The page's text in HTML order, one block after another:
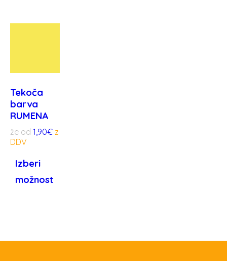
Tekoča
barva
RUMENA
že od 1,90€
Izberi
možnost